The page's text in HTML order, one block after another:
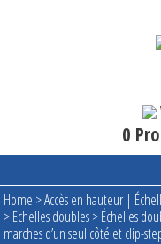
0
Home >Accès en hauteur |
>Echelles doubles>Échelles
marches d’un seul côté et clip-